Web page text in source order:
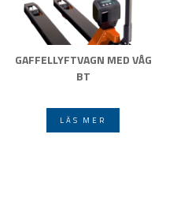
GAFFELLYFTVAGN MED VÅG
BT
LÄS MER